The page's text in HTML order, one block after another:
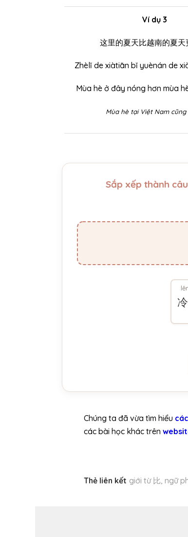
Ví dụ 3
这里的夏天比越南的夏天
Zhèlǐ de xiàtiān bǐ yuènán de
Mùa hè ở đây nóng hơn mùa
Mùa hè tại Việt Nam cũng
Sắp xếp thành
冷
Chúng ta đã vừa tìm hiểu
các bài học khác trên
Thẻ liên kết giới từ 比 ngữ